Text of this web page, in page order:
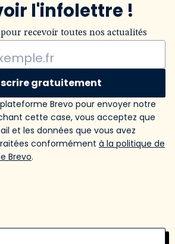
l'infolettre !
recevoir toutes nos actualités
gratuitement
Brevo pour envoyer notre
cette case, vous acceptez que
et les données que vous avez
conformément à la politique de
Brevo.